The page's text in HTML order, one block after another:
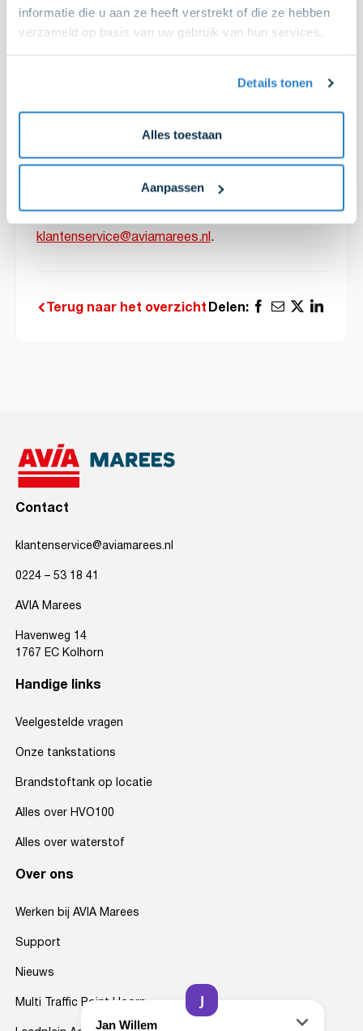
informatie die u aan ze heeft verstrekt of die ze hebben
verzameld op basis van uw gebruik van hun services.
Details tonen
Alles toestaan
Aanpassen
Wij zorgen ervoor dat jouw bestaande EVBox-
lader blijft werken en gekoppeld blijft aan een
Voorkom dat jouw laadpunt
straks stilvalt
Neem vandaag nogcontactmet ons op. Wij
zorgen dat jouw laadvoorziening blijft werken. Bel
naar0224 – 53 18 41of stuur een mail naar
klantenservice@aviamarees.nl.
Terug naar het overzichtDelen:
Contact
klantenservice@aviamarees.nl
0224 – 53 18 41
AVIA Marees
Havenweg 14
1767 EC Kolhorn
Handige links
Veelgestelde vragen
Onze tankstations
Brandstoftank op locatie
Alles over HVO100
Alles over waterstof
Over ons
Werken bij AVIA Marees
Support
Nieuws
Multi Traffic Point Hoorn